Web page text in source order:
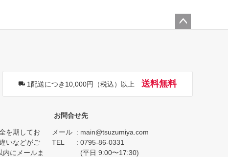
1配送につき10,000円（税込）以上送料無料
を期してお
いなどがご
にメールま
お問合せ先
メール
main@tsuzumiya.com
TEL
0795-86-0331
(平日 9:00〜17:30)